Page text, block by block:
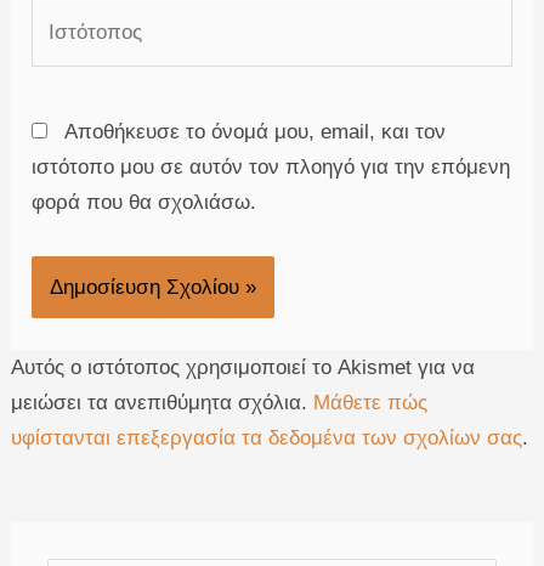
Αποθήκευσε το όνομά μου, email, και τον
ιστότοπο μου σε αυτόν τον πλοηγό για την επόμενη
φορά που θα σχολιάσω.
Αυτός ο ιστότοπος χρησιμοποιεί το Akismet για να
μειώσει τα ανεπιθύμητα σχόλια. Μάθετε πώς
υφίστανται επεξεργασία τα δεδομένα των σχολίων σας.